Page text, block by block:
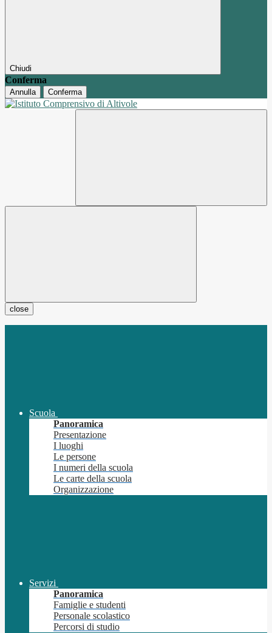
Chiudi
Conferma
Annulla Conferma
close
Scuola
Panoramica
Presentazione
I luoghi
Le persone
I numeri della scuola
Le carte della scuola
Organizzazione
Servizi
Panoramica
Famiglie e studenti
Personale scolastico
Percorsi di studio